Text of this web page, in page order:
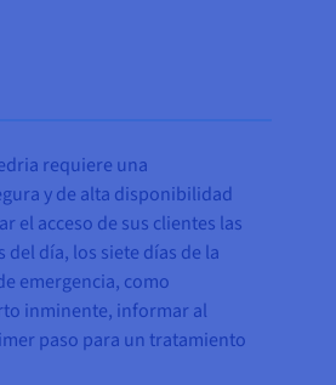
requiere una
y de alta disponibilidad
el acceso de sus clientes las
día, los siete días de la
emergencia, como
inminente, informar al
paso para un tratamiento